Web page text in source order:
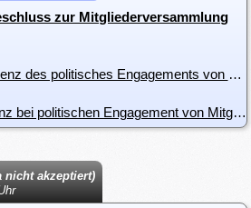
zur Mitgliederversammlung
i6823: Interne Transparenz des politisches Engagements von Mitgliedern
i6824: keine Transparenz bei politischen Engagement von Mitgliedern
nicht akzeptiert)